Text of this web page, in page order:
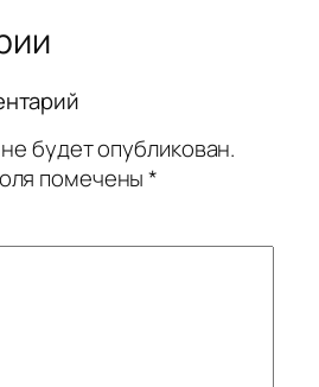
будет опубликован.
помечены*